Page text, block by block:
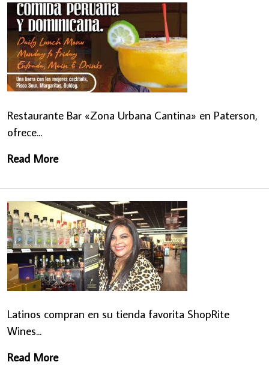
Restaurante Bar «Zona Urbana Cantina» en Paterson,
ofrece...
Read More
Latinos compran en su tienda favorita ShopRite
Wines...
Read More